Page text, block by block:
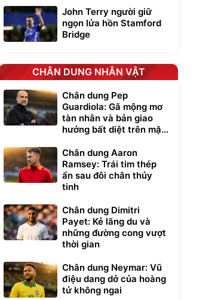
Unmute
Vali Bamozo
Khung Nhôm
825.000đ
Flash Sale
Lót ghế ôtô, nâng
giúp thoải mái
trong di chuyển
295.000đ
Đã bán nhiều
John Terry người giữ
ngọn lửa hồn Stamford
Bridge
CHÂN DUNG NHÂN VẬT
Chân dung Pep
Guardiola: Gã mộng mơ
tàn nhẫn và bản giao
hưởng bất diệt trên mặt
Chân dung Aaron
Ramsey: Trái tim thép
ẩn sau đôi chân thủy
tinh
Chân dung Dimitri
Payet: Kẻ lãng du và
những đường cong vượt
thời gian
Chân dung Neymar: Vũ
điệu dang dở của hoàng
tử không ngai